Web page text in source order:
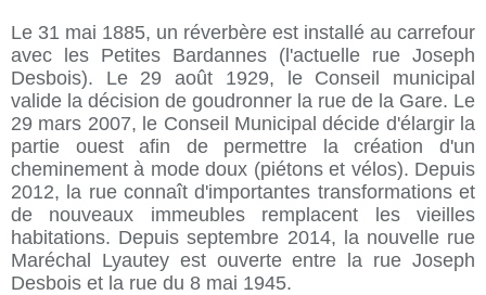
Le 31 mai 1885, un réverbère est installé au carrefour
avec les Petites Bardannes (l'actuelle rue Joseph
Desbois). Le 29 août 1929, le Conseil municipal
valide la décision de goudronner la rue de la Gare. Le
29 mars 2007, le Conseil Municipal décide d'élargir la
partie ouest afin de permettre la création d'un
cheminement à mode doux (piétons et vélos). Depuis
2012, la rue connaît d'importantes transformations et
de nouveaux immeubles remplacent les vieilles
habitations. Depuis septembre 2014, la nouvelle rue
Maréchal Lyautey est ouverte entre la rue Joseph
Desbois et la rue du 8 mai 1945.